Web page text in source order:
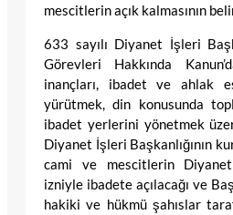
mescitlerin açık kalmasının
633 sayılı Diyanet İşleri
Görevleri Hakkında
inançları, ibadet ve ahlak
yürütmek, din konusunda
ibadet yerlerini yönetmek
Diyanet İşleri Başkanlığının
cami ve mescitlerin Diyanet
izniyle ibadete açılacağı ve
hakiki ve hükmü şahıslar